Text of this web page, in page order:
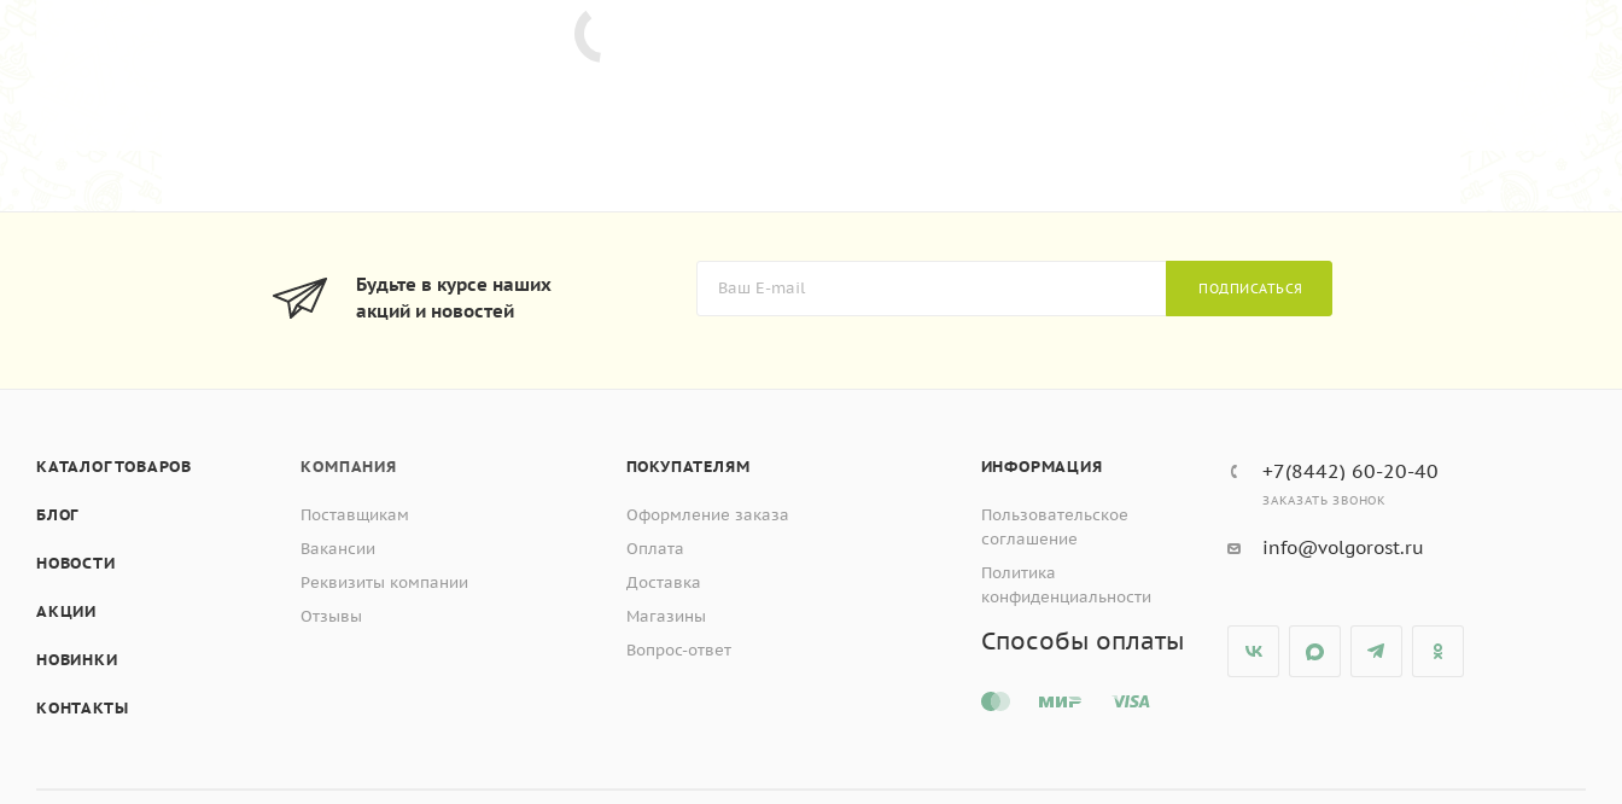
Будьте в курсе наших
акций и новостей
ПОДПИСАТЬСЯ
КАТАЛОГ ТОВАРОВ
БЛОГ
НОВОСТИ
АКЦИИ
НОВИНКИ
КОНТАКТЫ
КОМПАНИЯ
Поставщикам
Вакансии
Реквизиты компании
Отзывы
ПОКУПАТЕЛЯМ
Оформление заказа
Оплата
Доставка
Магазины
Вопрос-ответ
ИНФОРМАЦИЯ
Пользовательское
соглашение
Политика
конфиденциальности
Способы оплаты
+7(8442) 60-20-40
ЗАКАЗАТЬ ЗВОНОК
info@volgorost.ru